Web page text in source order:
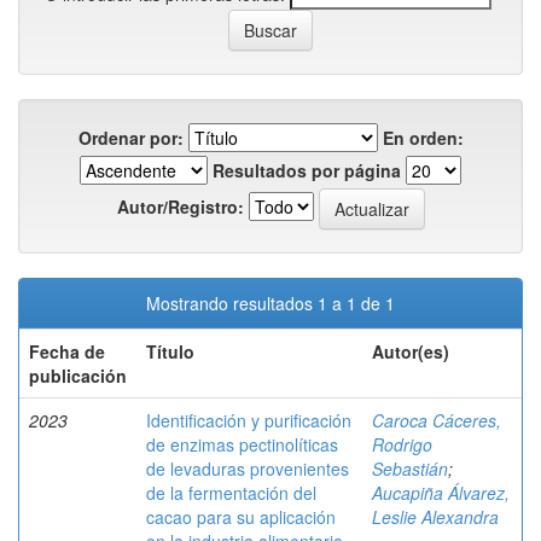
Ordenar por:
En orden:
Resultados por página
Autor/Registro:
Mostrando resultados 1 a 1 de 1
Fecha de
publicación
Título Autor(es)
2023
Identificación y purificación
de enzimas pectinolíticas
de levaduras provenientes
de la fermentación del
cacao para su aplicación
Caroca Cáceres,
Rodrigo
Sebastián;
Aucapiña Álvarez,
Leslie Alexandra